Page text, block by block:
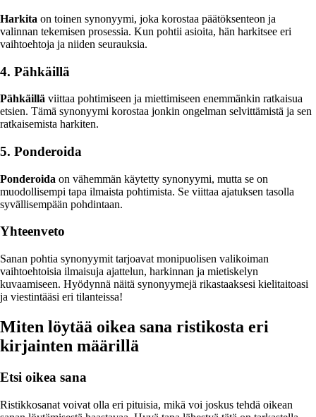
Harkita on toinen synonyymi, joka korostaa päätöksenteon ja
valinnan tekemisen prosessia. Kun pohtii asioita, hän harkitsee eri
vaihtoehtoja ja niiden seurauksia.
4. Pähkäillä
Pähkäillä viittaa pohtimiseen ja miettimiseen enemmänkin ratkaisua
etsien. Tämä synonyymi korostaa jonkin ongelman selvittämistä ja sen
ratkaisemista harkiten.
5. Ponderoida
Ponderoida on vähemmän käytetty synonyymi, mutta se on
muodollisempi tapa ilmaista pohtimista. Se viittaa ajatuksen tasolla
syvällisempään pohdintaan.
Yhteenveto
Sanan pohtia synonyymit tarjoavat monipuolisen valikoiman
vaihtoehtoisia ilmaisuja ajattelun, harkinnan ja mietiskelyn
kuvaamiseen. Hyödynnä näitä synonyymejä rikastaaksesi kielitaitoasi
ja viestintääsi eri tilanteissa!
Miten löytää oikea sana ristikosta eri
kirjainten määrillä
Etsi oikea sana
Ristikkosanat voivat olla eri pituisia, mikä voi joskus tehdä oikean